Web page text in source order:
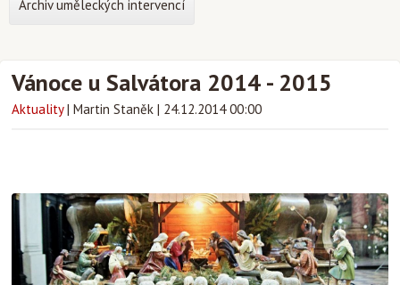
Vánoce u Salvátora 2014 - 2015
Aktuality | Martin Staněk | 24.12.2014 00:00
Archiv uměleckých intervencí